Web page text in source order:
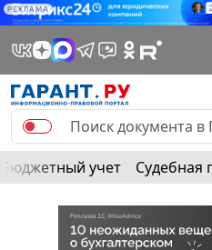
РЕКЛАМА
Бюджетный учет Судебная